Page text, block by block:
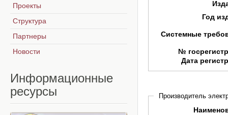
Год
Системные
№
Дата
Производитель
Проекты
Структура
Партнеры
Новости
Информационные
ресурсы